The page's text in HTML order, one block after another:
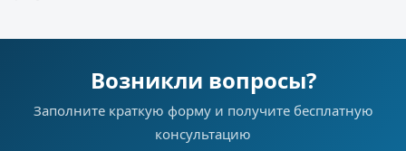
Возникли вопросы?
Заполните краткую форму и получите бесплатную
консультацию